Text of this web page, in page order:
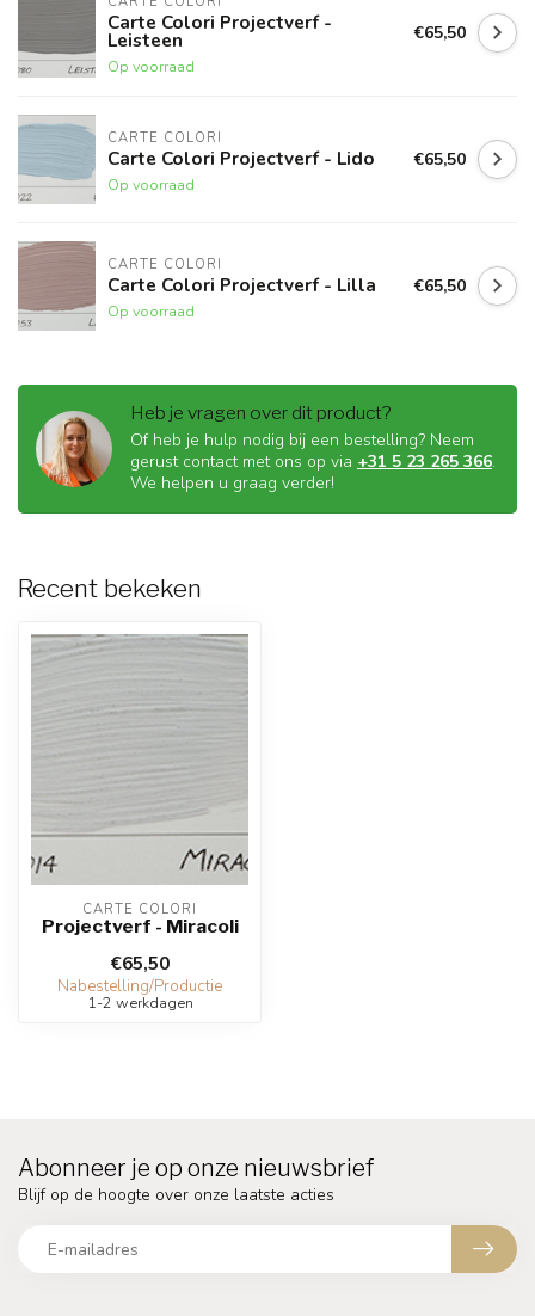
Carte Colori Projectverf -
Leisteen
Op voorraad
€65,50
CARTE COLORI
Carte Colori Projectverf - Lido
Op voorraad
€65,50
CARTE COLORI
Carte Colori Projectverf - Lilla
Op voorraad
€65,50
Heb je vragen over dit product?
Of heb je hulp nodig bij een bestelling? Neem
gerust contact met ons op via +31 5 23 265 366.
We helpen u graag verder!
Recent bekeken
CARTE COLORI
Projectverf - Miracoli
€65,50
Nabestelling/Productie
1-2 werkdagen
Abonneer je op onze nieuwsbrief
Blijf op de hoogte over onze laatste acties